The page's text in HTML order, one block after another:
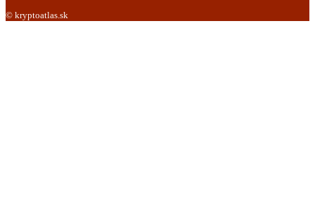
© kryptoatlas.sk